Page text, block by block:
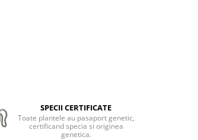
SPECII CERTIFICATE
Toate plantele au pasaport genetic,
certificand specia si originea
genetica.